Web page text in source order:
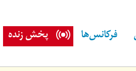
فرکانس‌ها پخش زنده